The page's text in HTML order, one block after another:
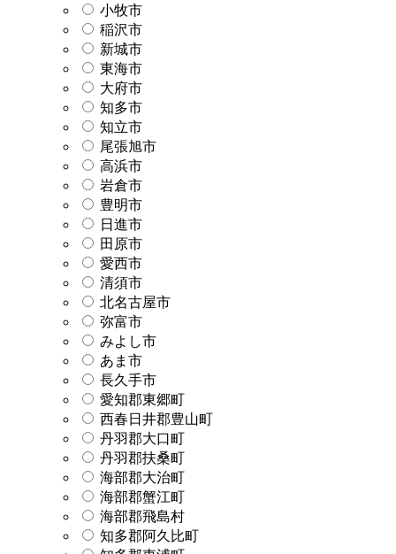
小牧市
稲沢市
新城市
東海市
大府市
知多市
知立市
尾張旭市
高浜市
岩倉市
豊明市
日進市
田原市
愛西市
清須市
北名古屋市
弥富市
みよし市
あま市
長久手市
愛知郡東郷町
西春日井郡豊山町
丹羽郡大口町
丹羽郡扶桑町
海部郡大治町
海部郡蟹江町
海部郡飛島村
知多郡阿久比町